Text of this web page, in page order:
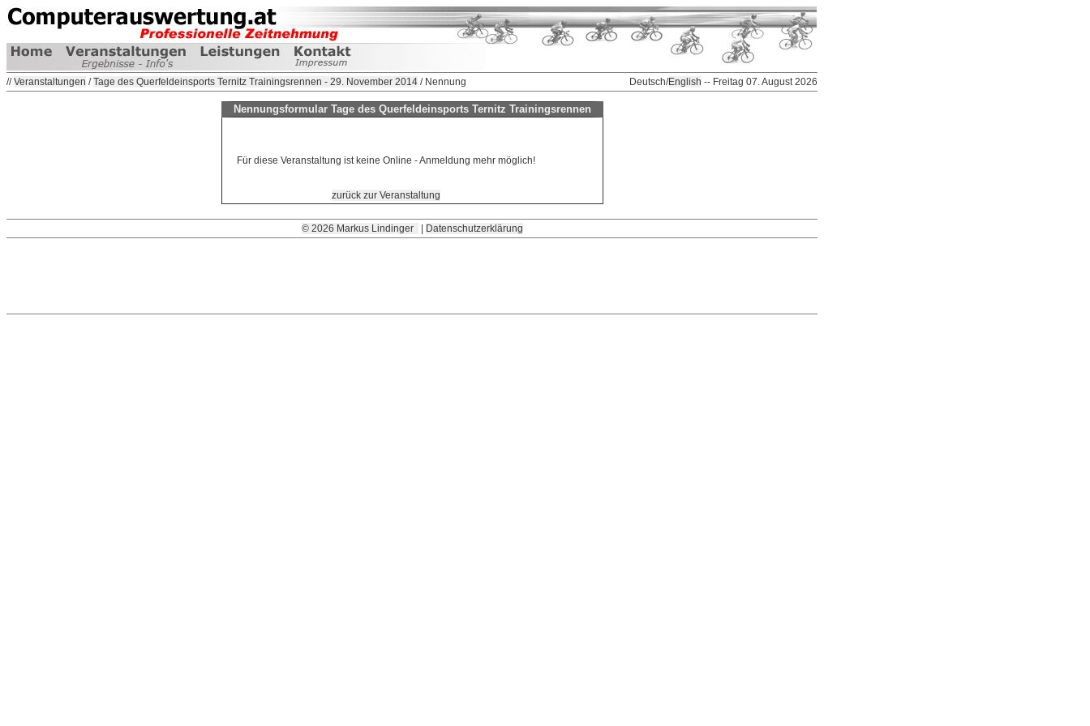
//Veranstaltungen /Tage des Querfeldeinsports Ternitz Trainingsrennen - 29. November 2014 / Nennung Deutsch/English -- Freitag 07. August 2026
Nennungsformular Tage des Querfeldeinsports Ternitz Trainingsrennen
Für diese Veranstaltung ist keine Online - Anmeldung mehr möglich!
zurück zur Veranstaltung
© 2026 Markus Lindinger Datenschutzerklärung